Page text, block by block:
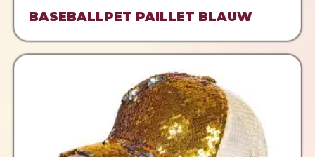
BASEBALLPET PAILLET BLAUW